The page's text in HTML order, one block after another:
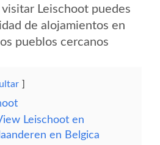
Leischoot puedes
de alojamientos en
pueblos cercanos
Leischoot en
en Belgica